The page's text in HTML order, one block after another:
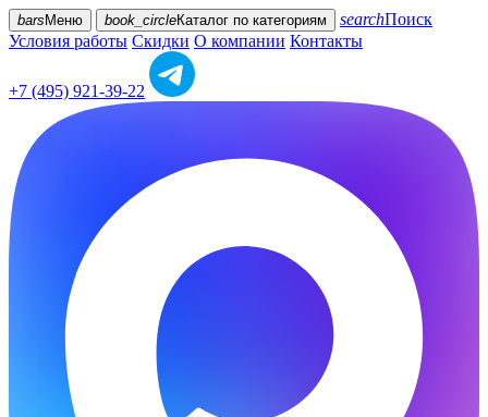
bars Меню book_circleКаталог по категориям searchПоиск
Условия работы Скидки О компании Контакты
+7 (495) 921-39-22